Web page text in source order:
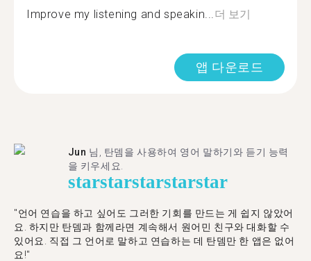
Improve my listening and speakin...더 보기
앱 다운로드
Jun 님, 탄뎀을 사용하여 영어 말하기와 듣기 능력
을 키우세요.
starstarstarstarstar
"언어 연습을 하고 싶어도 그러한 기회를 만드는 게 쉽지 않았어
요. 하지만 탄뎀과 함께라면 계속해서 원어민 친구와 대화할 수
있어요. 직접 그 언어로 말하고 연습하는 데 탄뎀만 한 앱은 없어
요!"